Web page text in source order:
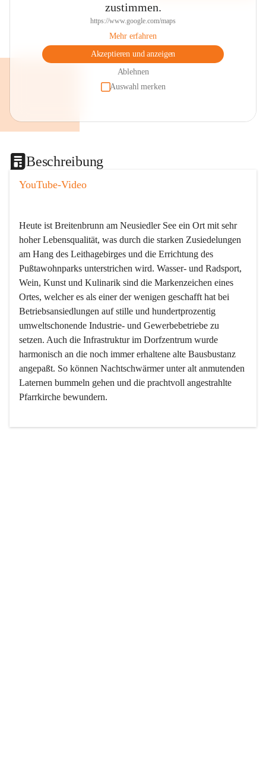
zustimmen.
https://www.google.com/maps
Mehr erfahren
Akzeptieren und anzeigen
Ablehnen
Auswahl merken
Beschreibung
YouTube-Video
Heute ist Breitenbrunn am Neusiedler See ein Ort mit sehr
hoher Lebensqualität, was durch die starken Zusiedelungen
am Hang des Leithagebirges und die Errichtung des
Pußtawohnparks unterstrichen wird. Wasser- und Radsport,
Wein, Kunst und Kulinarik sind die Markenzeichen eines
Ortes, welcher es als einer der wenigen geschafft hat bei
Betriebsansiedlungen auf stille und hundertprozentig
umweltschonende Industrie- und Gewerbebetriebe zu
setzen. Auch die Infrastruktur im Dorfzentrum wurde
harmonisch an die noch immer erhaltene alte Bausbustanz
angepaßt. So können Nachtschwärmer unter alt anmutenden
Laternen bummeln gehen und die prachtvoll angestrahlte
Pfarrkirche bewundern.
Der Weinbau dominert heute nicht mehr, ist aber integrativer